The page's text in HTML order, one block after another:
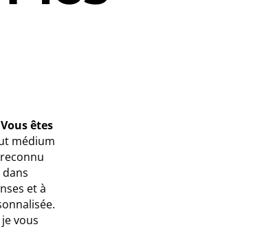
êtes
médium
et à
vous